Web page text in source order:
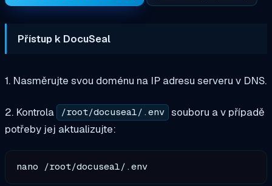
Přístup k DocuSeal
1. Nasměrujte svou doménu na IP adresu serveru v DNS.
2. Kontrola /root/docuseal/.env souboru a v případě
potřeby jej aktualizujte: